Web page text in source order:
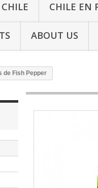
CHILE EN
ABOUT US
de Fish Pepper